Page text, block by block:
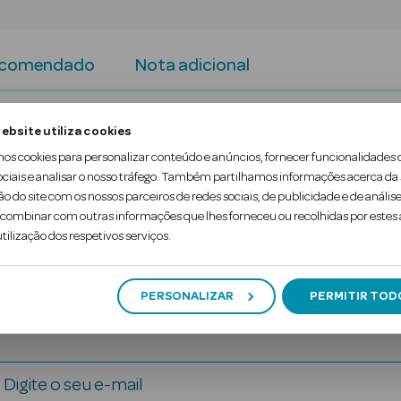
utiliza cookies
cookies para personalizar conteúdo e anúncios, fornecer funcionalidades
e analisar o nosso tráfego. Também partilhamos informações acerca da
do site com os nossos parceiros de redes sociais, de publicidade e de
com outras informações que lhes forneceu ou recolhidas por estes
dos respetivos serviços.
PERSONALIZAR PERMITIR
Nota adicional
figura mítica que sempre inspirou Jean Paul
convencional da masculinidade. A lavanda,
da baunilha.
Digite o seu e-mail